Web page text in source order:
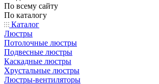
По всему сайту
По каталогу
Каталог
Люстры
Потолочные люстры
Подвесные люстры
Каскадные люстры
Хрустальные люстры
Люстры-вентиляторы